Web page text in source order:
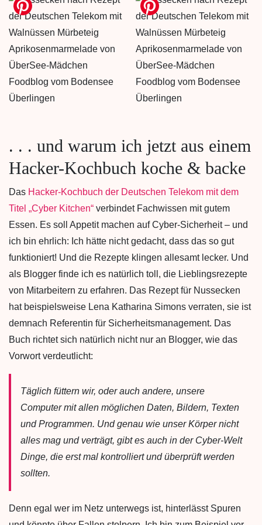
. . . und warum ich jetzt aus einem
Hacker-Kochbuch koche & backe
Das Hacker-Kochbuch der Deutschen Telekom mit dem
Titel „Cyber Kitchen“ verbindet Fachwissen mit gutem
Essen. Es soll Appetit machen auf Cyber-Sicherheit – und
ich bin ehrlich: Ich hätte nicht gedacht, dass das so gut
funktioniert! Und die Rezepte klingen allesamt lecker. Und
als Blogger finde ich es natürlich toll, die Lieblingsrezepte
von Mitarbeitern zu erfahren. Das Rezept für Nussecken
hat beispielsweise Lena Katharina Simons verraten, sie ist
demnach Referentin für Sicherheitsmanagement. Das
Buch richtet sich natürlich nicht nur an Blogger, wie das
Vorwort verdeutlicht:
Täglich füttern wir, oder auch andere, unsere
Computer mit allen möglichen Daten, Bildern, Texten
und Programmen. Und genau wie unser Körper nicht
alles mag und verträgt, gibt es auch in der Cyber-Welt
Dinge, die erst mal kontrolliert und überprüft werden
sollten.
Denn egal wer im Netz unterwegs ist, hinterlässt Spuren